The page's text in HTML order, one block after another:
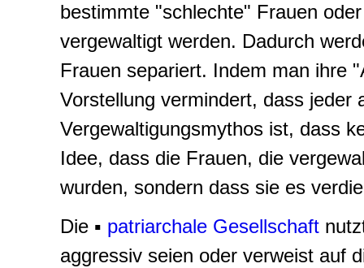
bestimmte "schlechte" Frauen
vergewaltigt werden. Dadurch
Frauen separiert. Indem man ihre
Vorstellung vermindert, dass jeder
Vergewaltigungsmythos ist, dass
Idee, dass die Frauen, die
wurden, sondern dass sie es
Die ▪ patriarchale Gesellschaft
aggressiv seien oder verweist auf